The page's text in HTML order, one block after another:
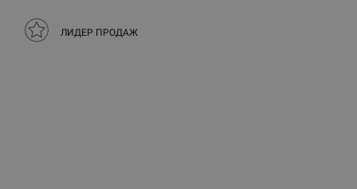
ЛИДЕР ПРОДАЖ